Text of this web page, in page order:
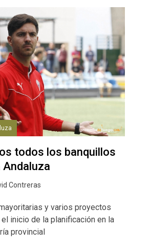
todos los banquillos
Andaluza
Contreras
y varios proyectos
inicio de la planificación en la
provincial